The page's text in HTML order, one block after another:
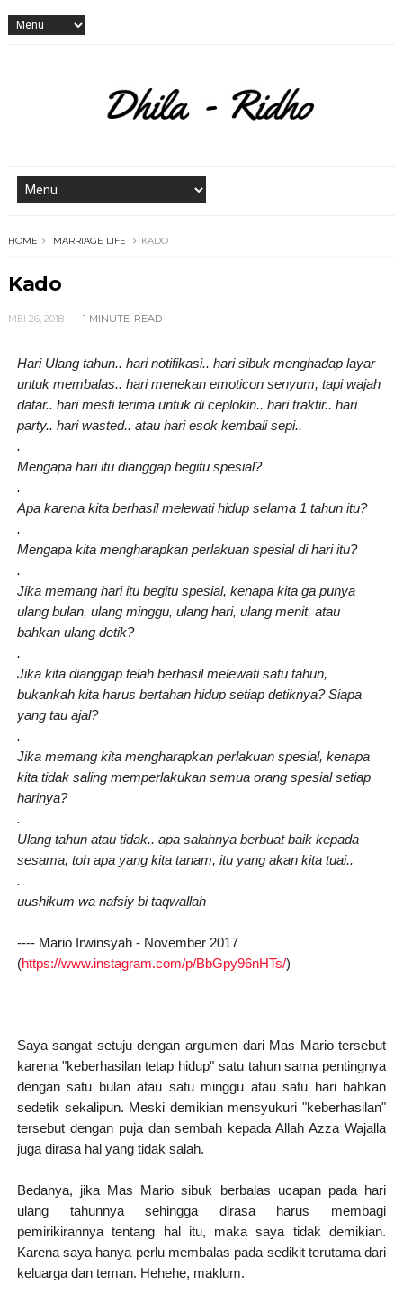
HOME MARRIAGE LIFE KADO
Kado
MEI 26, 2018 1 MINUTE READ
Hari Ulang tahun.. hari notifikasi.. hari sibuk menghadap layar
untuk membalas.. hari menekan emoticon senyum, tapi wajah
datar.. hari mesti terima untuk di ceplokin.. hari traktir.. hari
party.. hari wasted.. atau hari esok kembali sepi..
.
Mengapa hari itu dianggap begitu spesial?
.
Apa karena kita berhasil melewati hidup selama 1 tahun itu?
.
Mengapa kita mengharapkan perlakuan spesial di hari itu?
.
Jika memang hari itu begitu spesial, kenapa kita ga punya
ulang bulan, ulang minggu, ulang hari, ulang menit, atau
bahkan ulang detik?
.
Jika kita dianggap telah berhasil melewati satu tahun,
bukankah kita harus bertahan hidup setiap detiknya? Siapa
yang tau ajal?
.
Jika memang kita mengharapkan perlakuan spesial, kenapa
kita tidak saling memperlakukan semua orang spesial setiap
harinya?
.
Ulang tahun atau tidak.. apa salahnya berbuat baik kepada
sesama, toh apa yang kita tanam, itu yang akan kita tuai..
.
uushikum wa nafsiy bi taqwallah
---- Mario Irwinsyah - November 2017
(https://www.instagram.com/p/BbGpy96nHTs/)
Saya sangat setuju dengan argumen dari Mas Mario tersebut
karena "keberhasilan tetap hidup" satu tahun sama pentingnya
dengan satu bulan atau satu minggu atau satu hari bahkan
sedetik sekalipun. Meski demikian mensyukuri "keberhasilan"
tersebut dengan puja dan sembah kepada Allah Azza Wajalla
juga dirasa hal yang tidak salah.
Bedanya, jika Mas Mario sibuk berbalas ucapan pada hari
ulang tahunnya sehingga dirasa harus membagi
pemirikirannya tentang hal itu, maka saya tidak demikian.
Karena saya hanya perlu membalas pada sedikit terutama dari
keluarga dan teman. Hehehe, maklum.